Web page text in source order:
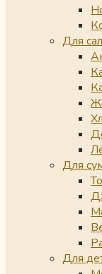
Для
Для
Для